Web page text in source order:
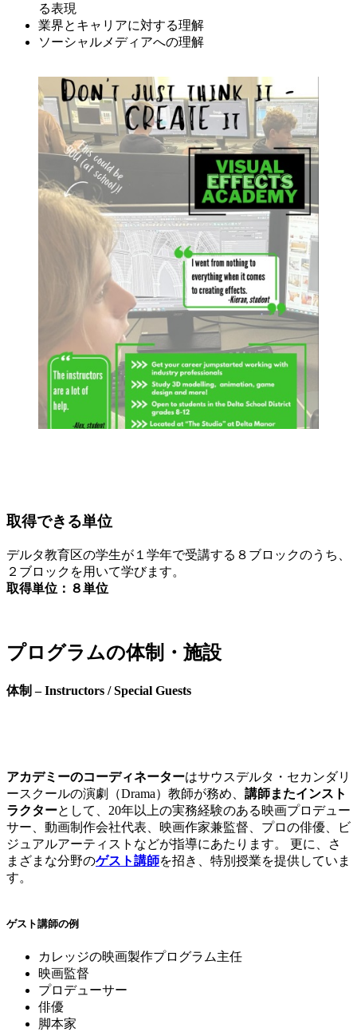
る表現
業界とキャリアに対する理解
ソーシャルメディアへの理解
取得できる単位
デルタ教育区の学生が１学年で受講する８ブロックのうち、
２ブロックを用いて学びます。
取得単位：８単位
プログラムの体制・施設
体制 – Instructors / Special Guests
アカデミーのコーディネーターはサウスデルタ・セカンダリ
ースクールの演劇（Drama）教師が務め、 講師またインスト
ラクターとして、20年以上の実務経験のある映画プロデュー
サー、動画制作会社代表、映画作家兼監督、プロの俳優、ビ
ジュアルアーティストなどが指導にあたります。 更に、さ
まざまな分野のゲスト講師を招き、特別授業を提供していま
す。
ゲスト講師の例
カレッジの映画製作プログラム主任
映画監督
プロデューサー
俳優
脚本家